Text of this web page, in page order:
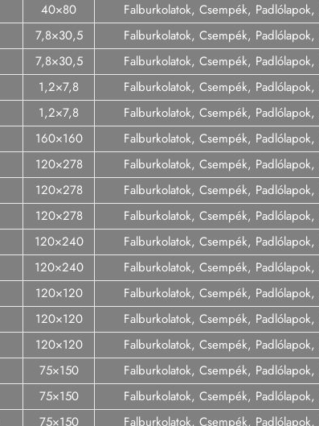
40×80
Falburkolatok, Csempék,
7,8×30,5
Falburkolatok, Csempék,
7,8×30,5
Falburkolatok, Csempék,
1,2×7,8
Falburkolatok, Csempék,
1,2×7,8
Falburkolatok, Csempék,
160×160
Falburkolatok, Csempék,
120×278
Falburkolatok, Csempék,
120×278
Falburkolatok, Csempék,
120×278
Falburkolatok, Csempék,
120×240
Falburkolatok, Csempék,
120×240
Falburkolatok, Csempék,
120×120
Falburkolatok, Csempék,
120×120
Falburkolatok, Csempék,
120×120
Falburkolatok, Csempék,
75×150
Falburkolatok, Csempék,
75×150
Falburkolatok, Csempék,
75×150
Falburkolatok, Csempék,